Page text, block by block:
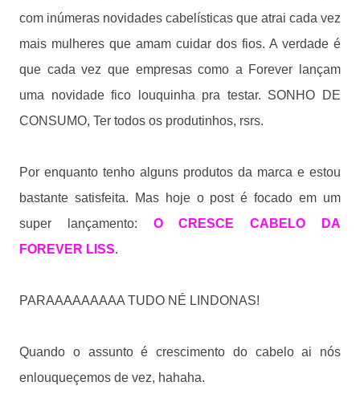
com inúmeras novidades cabelísticas que atrai cada vez
mais mulheres que amam cuidar dos fios. A verdade é
que cada vez que empresas como a Forever lançam
uma novidade fico louquinha pra testar. SONHO DE
CONSUMO, Ter todos os produtinhos, rsrs.
Por enquanto tenho alguns produtos da marca e estou
bastante satisfeita. Mas hoje o post é focado em um
super lançamento: O CRESCE CABELO DA
FOREVER LISS.
PARAAAAAAAAA TUDO NÉ LINDONAS!
Quando o assunto é crescimento do cabelo ai nós
enlouqueçemos de vez, hahaha.